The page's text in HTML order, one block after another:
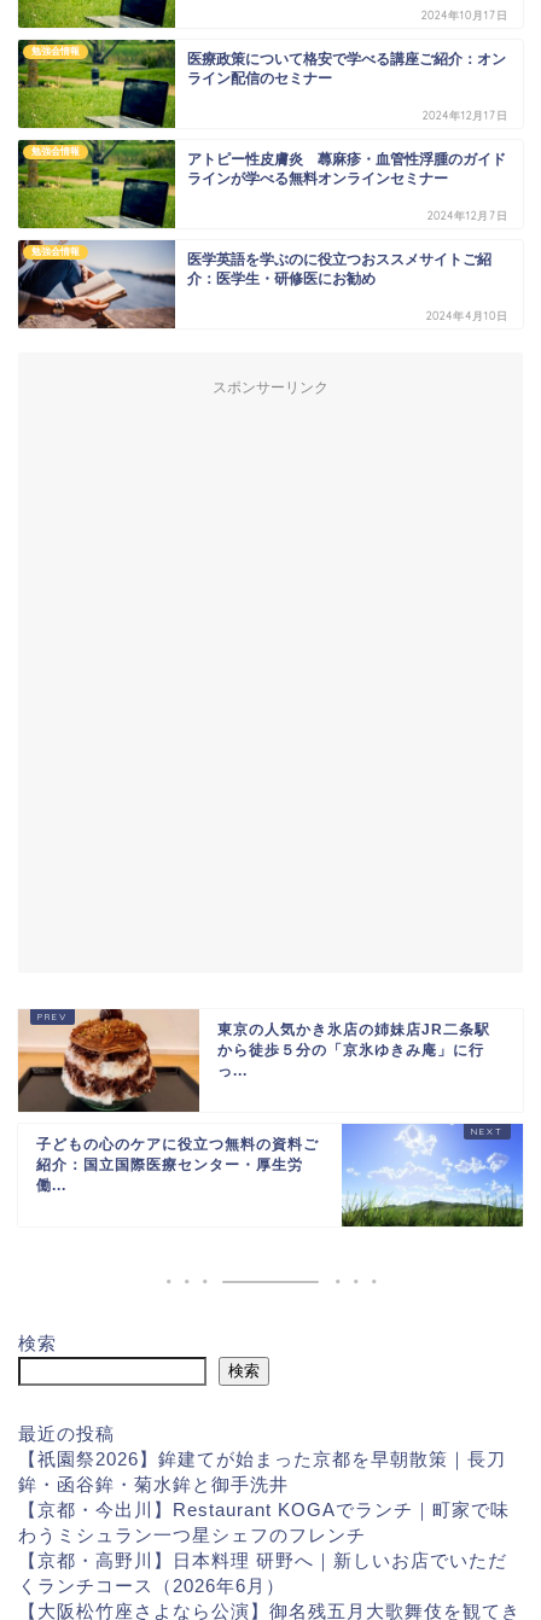
2024年10月17日
勉強会情報
医療政策について格安で学べる講座ご紹介：オン
ライン配信のセミナー
2024年12月17日
勉強会情報
アトピー性皮膚炎 蕁麻疹・血管性浮腫のガイド
ラインが学べる無料オンラインセミナー
2024年12月7日
勉強会情報
医学英語を学ぶのに役立つおススメサイトご紹
介：医学生・研修医にお勧め
2024年4月10日
スポンサーリンク
東京の人気かき氷店の姉妹店JR二条駅
から徒歩５分の「京氷ゆきみ庵」に行
っ...
子どもの心のケアに役立つ無料の資料ご
紹介：国立国際医療センター・厚生労
働...
検索
検索
最近の投稿
【祇園祭2026】鉾建てが始まった京都を早朝散策｜長刀
鉾・函谷鉾・菊水鉾と御手洗井
【京都・今出川】Restaurant KOGAでランチ｜町家で味
わうミシュラン一つ星シェフのフレンチ
【京都・高野川】日本料理 研野へ｜新しいお店でいただ
くランチコース（2026年6月）
【大阪松竹座さよなら公演】御名残五月大歌舞伎を観てき